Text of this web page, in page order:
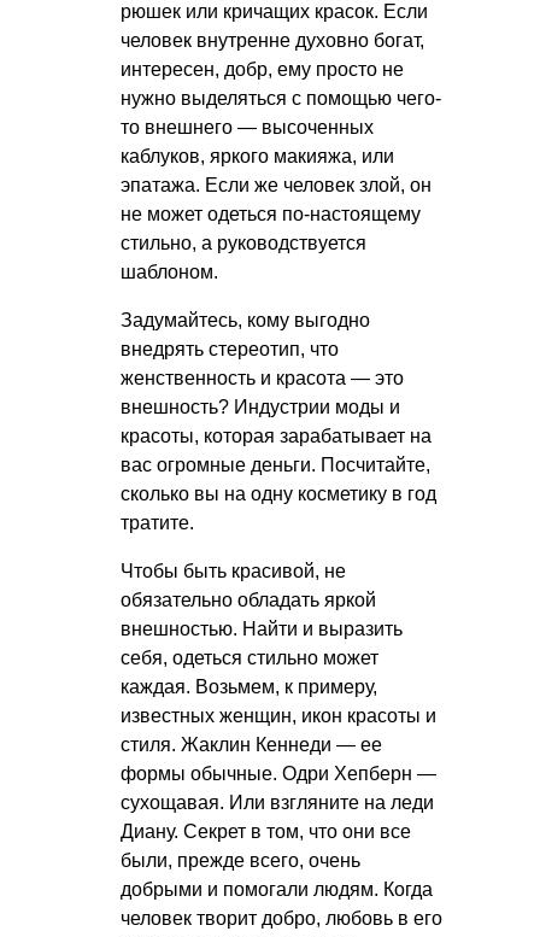
рюшек или кричащих красок. Если
человек внутренне духовно богат,
интересен, добр, ему просто не
нужно выделяться с помощью чего-
то внешнего — высоченных
каблуков, яркого макияжа, или
эпатажа. Если же человек злой, он
не может одеться по-настоящему
стильно, а руководствуется
шаблоном.
Задумайтесь, кому выгодно
внедрять стереотип, что
женственность и красота — это
внешность? Индустрии моды и
красоты, которая зарабатывает на
вас огромные деньги. Посчитайте,
сколько вы на одну косметику в год
тратите.
Чтобы быть красивой, не
обязательно обладать яркой
внешностью. Найти и выразить
себя, одеться стильно может
каждая. Возьмем, к примеру,
известных женщин, икон красоты и
стиля. Жаклин Кеннеди — ее
формы обычные. Одри Хепберн —
сухощавая. Или взгляните на леди
Диану. Секрет в том, что они все
были, прежде всего, очень
добрыми и помогали людям. Когда
человек творит добро, любовь в его